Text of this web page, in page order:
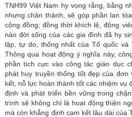
TNH99 Việt Nam hy vọng rằng, bằng
nhưng chân thành, sẽ góp phần lan
cộng đồng; đồng thời khích lệ, động
nào đời sống của các gia đình đã hy
lập, tự do, thống nhất của Tổ quốc và
Thông qua hoạt động ý nghĩa này,
phần tích cực vào công tác giáo dục
phát huy truyền thống tốt đẹp của đơn
kết, nỗ lực hoàn thành tốt các nhiệm vụ
định và phát triển bền vững trong
trình sẽ không chỉ là hoạt động thiện
mà còn khẳng định cam kết lâu dài của